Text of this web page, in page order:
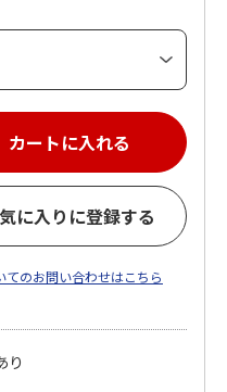
カートに入れる
に入りに登録する
てのお問い合わせはこちら
り